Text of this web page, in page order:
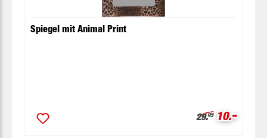
Spiegel mit Animal Print
Regulärer Preis:
29.95 10.-